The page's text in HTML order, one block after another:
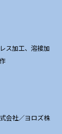
ス加工、溶接加
会社／ヨロズ株